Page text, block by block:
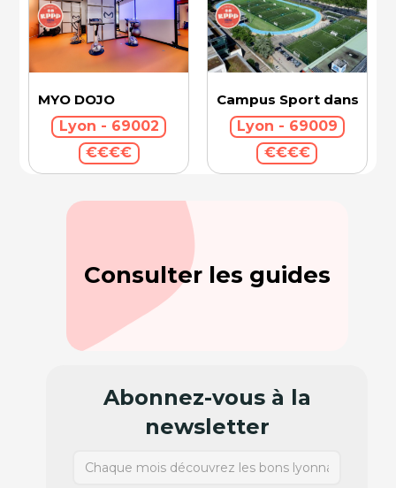
MYO DOJO
Lyon - 69002
€€€€
Campus Sport dans la
Lyon - 69009
€€€€
Consulter les guides
Abonnez-vous à la
newsletter